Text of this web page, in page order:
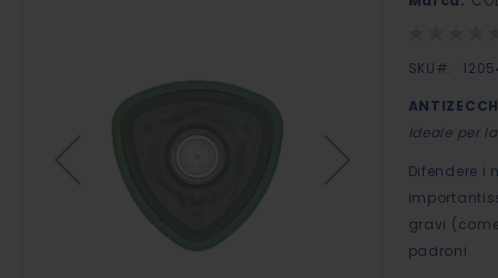
SKU
Ideale per
Difendere i
gravi
padroni.